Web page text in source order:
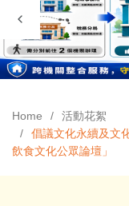
Home
活動花絮
倡議文化永續及文
飲食文化公眾論壇」